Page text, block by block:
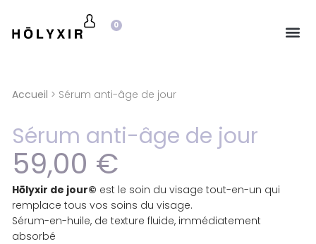
0
Accueil > Sérum anti-âge de jour
Sérum anti-âge de jour
59,00 €
Hōlyxir de jour© est le soin du visage tout-en-un qui
remplace tous vos soins du visage.
Sérum-en-huile, de texture fluide, immédiatement
absorbé